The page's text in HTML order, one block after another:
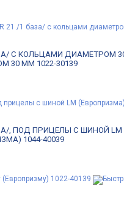
С КОЛЬЦАМИ ДИАМЕТРОМ
30 ММ 1022-30139
, ПОД ПРИЦЕЛЫ C ШИНОЙ
1044-40039